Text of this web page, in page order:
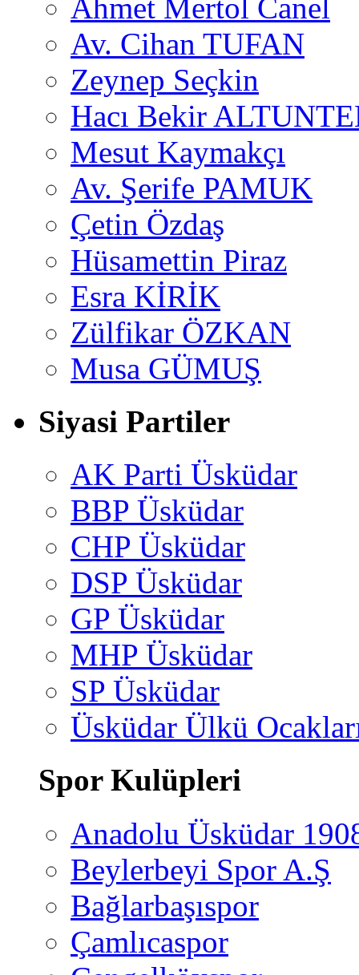
Ahmet Mertol Canel
Av. Cihan TUFAN
Zeynep Seçkin
Hacı Bekir
Mesut Kaymakçı
Av. Şerife PAMUK
Çetin Özdaş
Hüsamettin Piraz
Esra KİRİK
Zülfikar ÖZKAN
Musa GÜMUŞ
Siyasi Partiler
AK Parti Üsküdar
BBP Üsküdar
CHP Üsküdar
DSP Üsküdar
GP Üsküdar
MHP Üsküdar
SP Üsküdar
Üsküdar Ülkü
Spor Kulüpleri
Anadolu Üsküdar
Beylerbeyi Spor A.Ş
Bağlarbaşıspor
Çamlıcaspor